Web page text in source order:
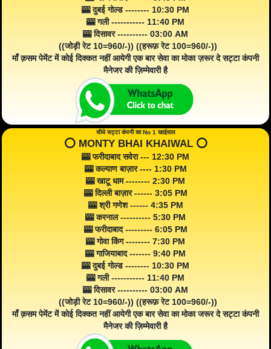
🎰 दुबई गोल्ड -------- 10:30 PM
🎰 गली ----------- 11:40 PM
🎰 दिसावर ---------- 03:00 AM
((जोड़ी रेट 10=960/-)) ((हरूफ़ रेट 100=960/-))
माँ क़सम पेमेंट में कोई दिक्कत नहीं आयेगी एक बार सेवा का मोका ज़रूर दे सट्टा कंपनी
मैनेजर की ज़िम्मेवारी है
सीधे सट्टा कंपनी का No 1 खाईवाल
⭕️ MONTY BHAI KHAIWAL ⭕️
🎰 फरीदाबाद सवेरा --- 12:30 PM
🎰 कल्याण बाज़ार ---- 1:30 PM
🎰 खाटू धाम -------- 2:30 PM
🎰 दिल्ली बाज़ार ------ 3:05 PM
🎰 श्री गणेश ------ 4:35 PM
🎰 करनाल ---------- 5:30 PM
🎰 फरीदाबाद --------- 6:05 PM
🎰 गोवा किंग -------- 7:30 PM
🎰 गाजियाबाद ------- 9:40 PM
🎰 दुबई गोल्ड -------- 10:30 PM
🎰 गली ----------- 11:40 PM
🎰 दिसावर ---------- 03:00 AM
((जोड़ी रेट 10=960/-)) ((हरूफ़ रेट 100=960/-))
माँ क़सम पेमेंट में कोई दिक्कत नहीं आयेगी एक बार सेवा का मोका जरूर दे सट्टा कंपनी
मैनेजर की ज़िम्मेवारी है